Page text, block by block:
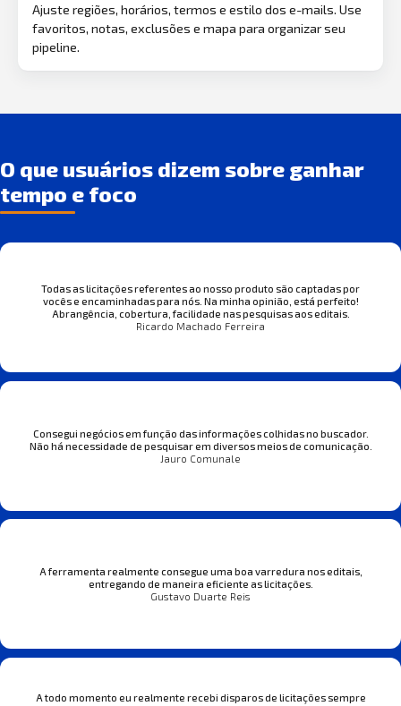
Ajuste regiões, horários, termos e estilo dos e-mails. Use
favoritos, notas, exclusões e mapa para organizar seu
pipeline.
O que usuários dizem sobre ganhar
tempo e foco
Todas as licitações referentes ao nosso produto são captadas por
vocês e encaminhadas para nós. Na minha opinião, está perfeito!
Abrangência, cobertura, facilidade nas pesquisas aos editais.
Ricardo Machado Ferreira
Consegui negócios em função das informações colhidas no buscador.
Não há necessidade de pesquisar em diversos meios de comunicação.
Jauro Comunale
A ferramenta realmente consegue uma boa varredura nos editais,
entregando de maneira eficiente as licitações.
Gustavo Duarte Reis
A todo momento eu realmente recebi disparos de licitações sempre